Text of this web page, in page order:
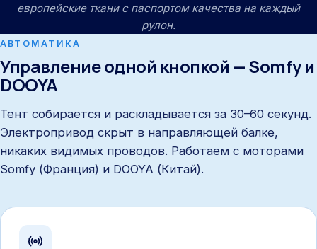
европейские ткани с паспортом качества на каждый
рулон.
АВТОМАТИКА
Управление одной кнопкой — Somfy и
DOOYA
Тент собирается и раскладывается за 30–60 секунд.
Электропривод скрыт в направляющей балке,
никаких видимых проводов. Работаем с моторами
Somfy (Франция) и DOOYA (Китай).